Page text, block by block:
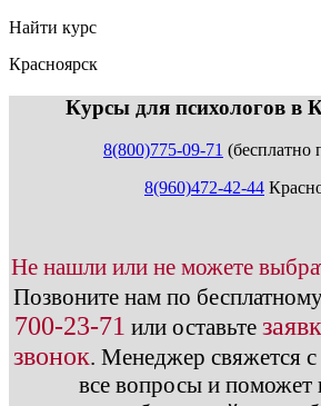
Найти курс
Красноярск
Курсы для психологов в
8(800)775-09-71 (бесплатно
8(960)472-42-44
Не нашли или не можете
Позвоните нам по
700-23-71 или оставьте
звонок. Менеджер свяжется с
все вопросы и поможет